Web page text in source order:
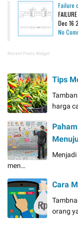
Failure
Dec 16
No
Recent Posts Widget
Tips
harga
men…
Cara
orang